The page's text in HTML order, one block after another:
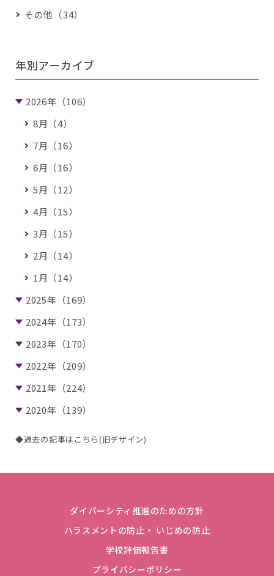
その他（34）
年別アーカイブ
2026年（106）
8月（4）
7月（16）
6月（16）
5月（12）
4月（15）
3月（15）
2月（14）
1月（14）
2025年（169）
2024年（173）
2023年（170）
2022年（209）
2021年（224）
2020年（139）
◆過去の記事はこちら(旧デザイン)
ダイバーシティ推進のための方針
ハラスメントの防止・ いじめの防止
学校評価報告書
プライバシーポリシー